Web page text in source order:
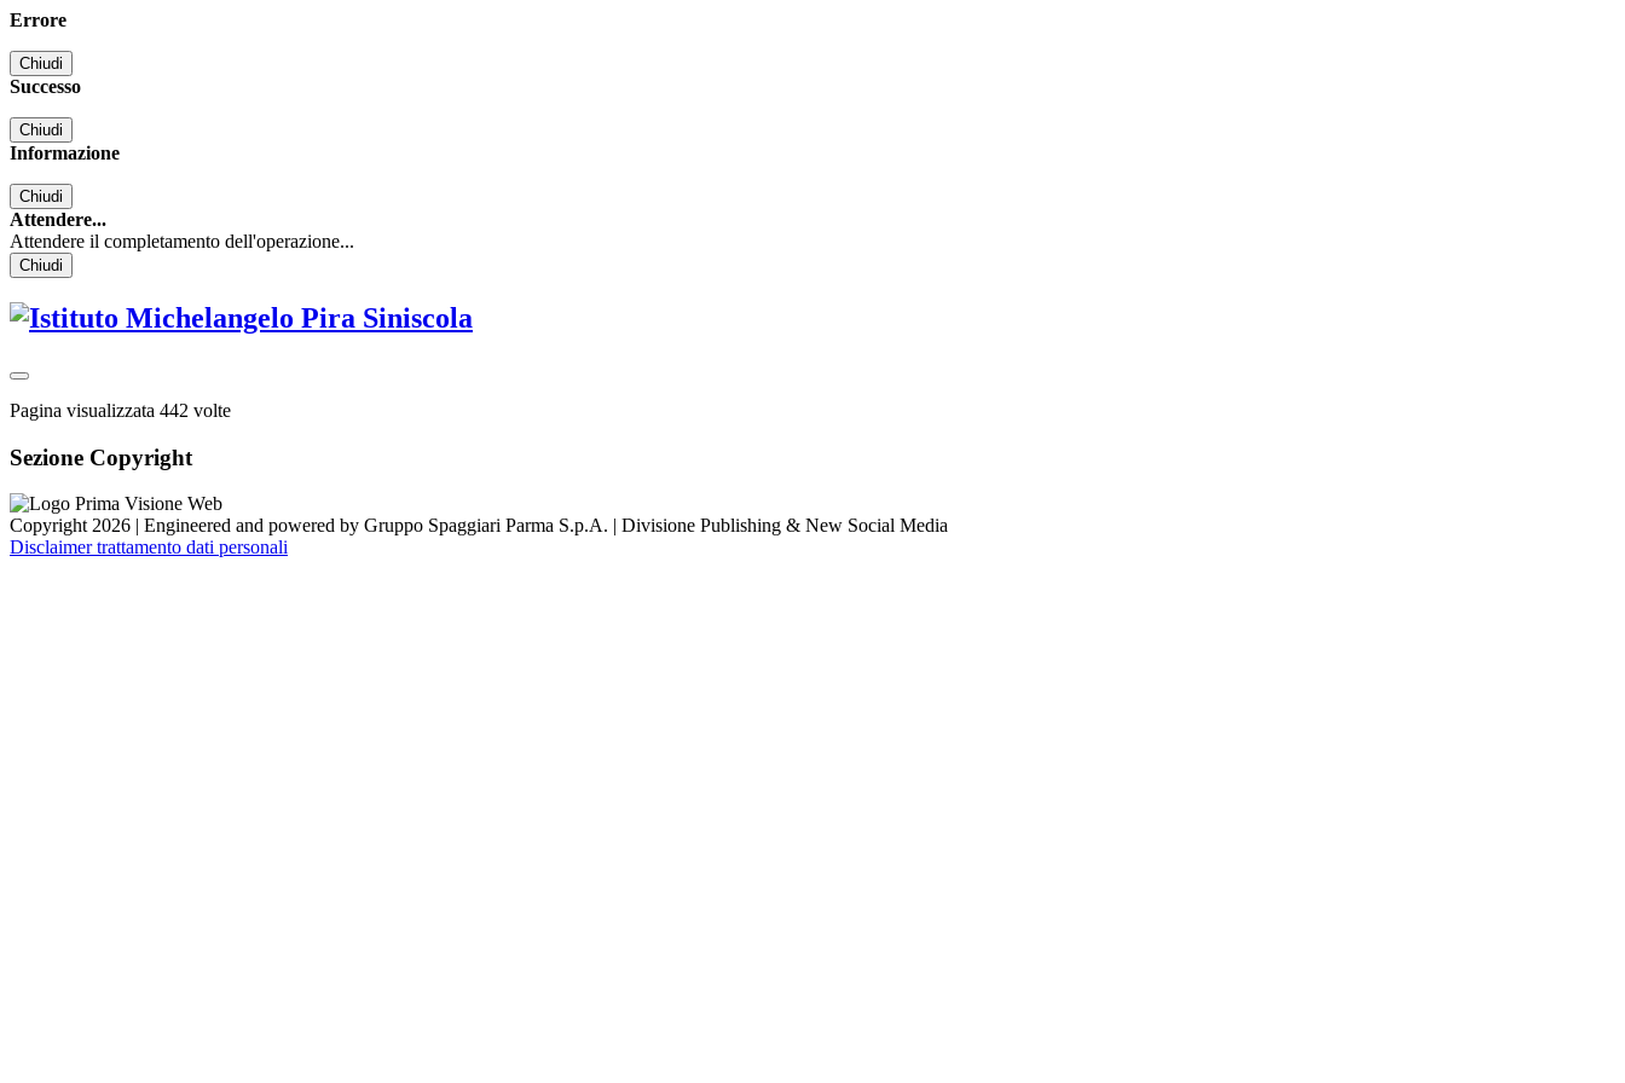
Errore
Chiudi
Successo
Chiudi
Informazione
Chiudi
Attendere...
Attendere il completamento dell'operazione...
Chiudi
Pagina visualizzata 442 volte
Sezione Copyright
Copyright 2026 | Engineered and powered by Gruppo Spaggiari Parma S.p.A. | Divisione Publishing & New Social Media
Disclaimer trattamento dati personali